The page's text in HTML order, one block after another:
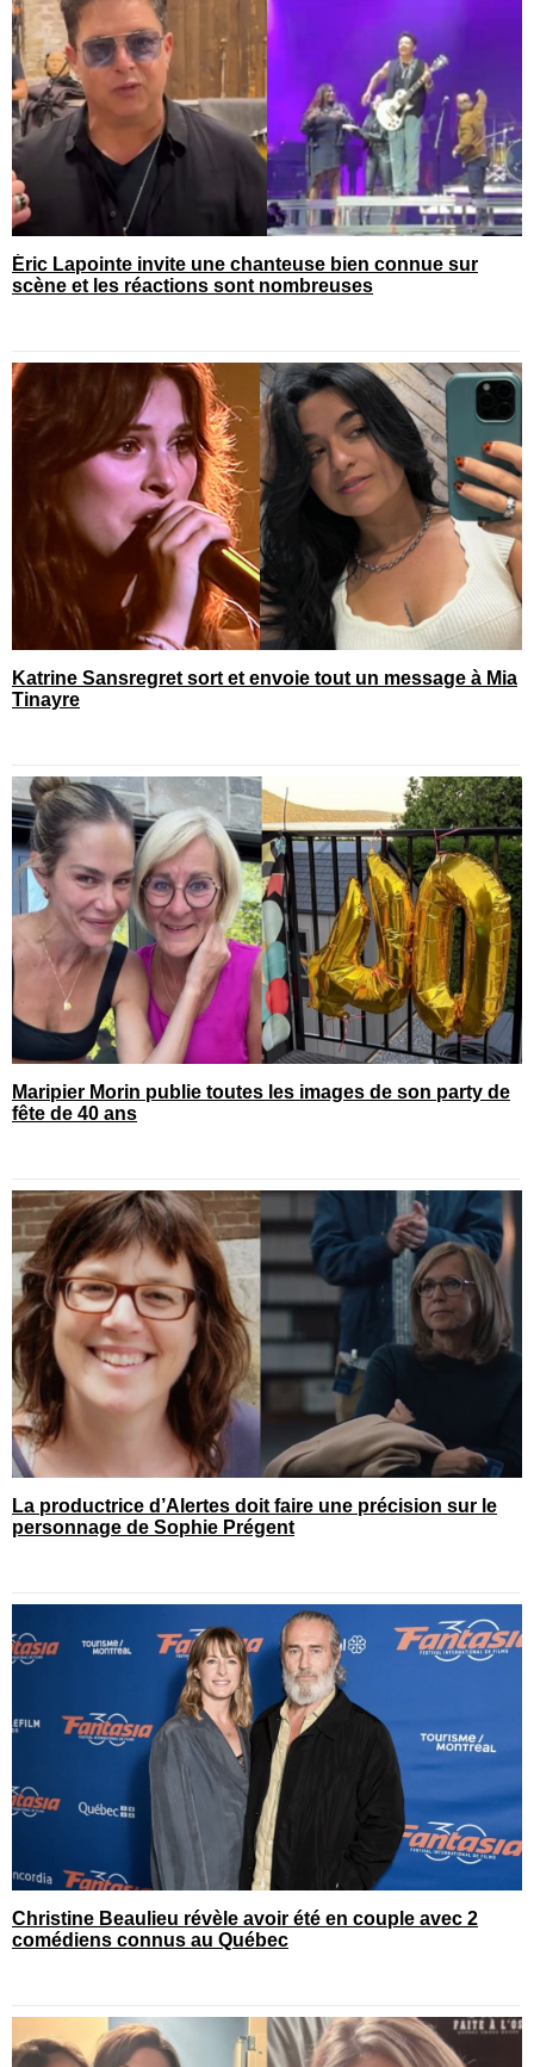
Éric Lapointe invite une chanteuse bien connue sur
scène et les réactions sont nombreuses
Katrine Sansregret sort et envoie tout un message à Mia
Tinayre
Maripier Morin publie toutes les images de son party de
fête de 40 ans
La productrice d’Alertes doit faire une précision sur le
personnage de Sophie Prégent
Christine Beaulieu révèle avoir été en couple avec 2
comédiens connus au Québec